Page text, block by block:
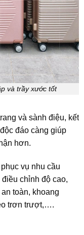
và trầy xước tốt
và sành điệu, kết
đáo càng giúp
hơn.
vụ nhu cầu
chỉnh độ cao,
toàn, khoang
trơn trượt,….